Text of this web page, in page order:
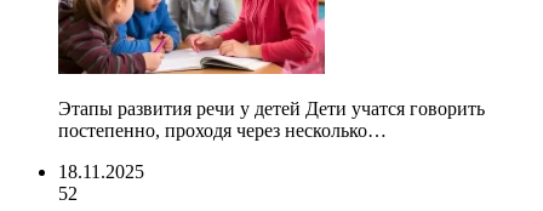
Этапы развития речи у детей Дети учатся говорить
постепенно, проходя через несколько…
18.11.2025
52